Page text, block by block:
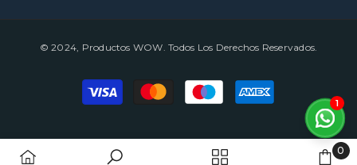
© 2024, Productos WOW. Todos Los Derechos Reservados.
Payment
methods
0
1